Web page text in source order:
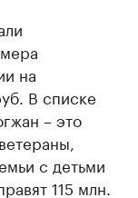
на
В списке
– это
с детьми
115 млн.